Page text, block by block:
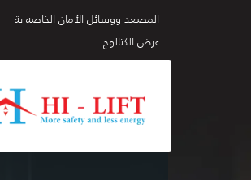
المصعد ووسائل الأمان الخاصه بة
عرض الكتالوج